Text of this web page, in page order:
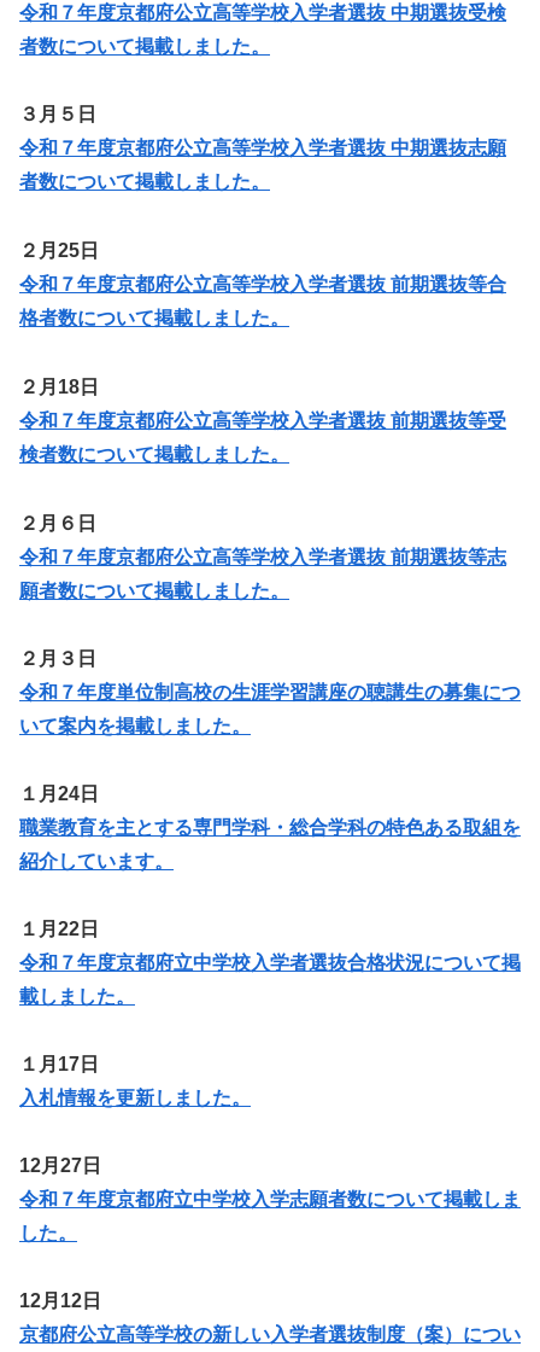
令和７年度京都府公立高等学校入学者選抜 中期選抜受検
者数について掲載しました。
３月５日
令和７年度京都府公立高等学校入学者選抜 中期選抜志願
者数について掲載しました。
２月25日
令和７年度京都府公立高等学校入学者選抜 前期選抜等合
格者数について掲載しました。
２月18日
令和７年度京都府公立高等学校入学者選抜 前期選抜等受
検者数について掲載しました。
２月６日
令和７年度京都府公立高等学校入学者選抜 前期選抜等志
願者数について掲載しました。
２月３日
令和７年度単位制高校の生涯学習講座の聴講生の募集につ
いて案内を掲載しました。
１月24日
職業教育を主とする専門学科・総合学科の特色ある取組を
紹介しています。
１月22日
令和７年度京都府立中学校入学者選抜合格状況について掲
載しました。
１月17日
入札情報を更新しました。
12月27日
令和７年度京都府立中学校入学志願者数について掲載しま
した。
12月12日
京都府公立高等学校の新しい入学者選抜制度（案）につい